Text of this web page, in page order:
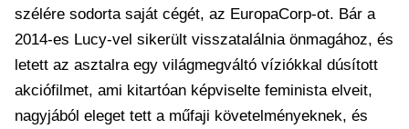
szélére sodorta saját cégét, az EuropaCorp-ot. Bár a
2014-es Lucy-vel sikerült visszatalálnia önmagához, és
letett az asztalra egy világmegváltó víziókkal dúsított
akciófilmet, ami kitartóan képviselte feminista elveit,
nagyjából eleget tett a műfaji követelményeknek, és